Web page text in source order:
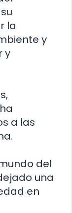
la
y
y
a las
del
una
en